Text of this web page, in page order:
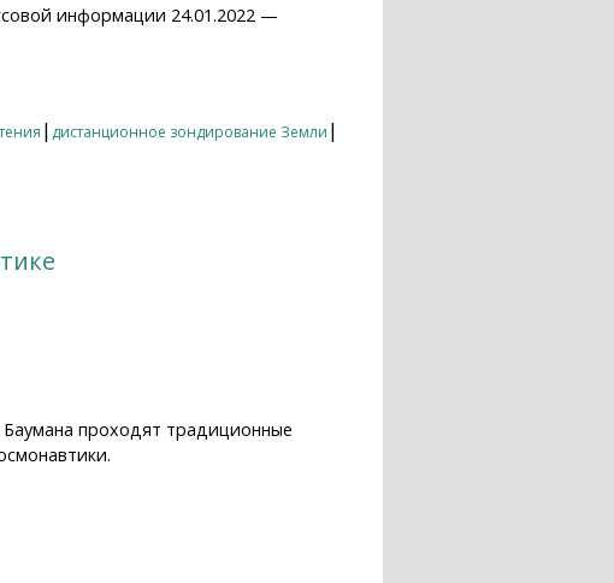
информации 24.01.2022 —
| дистанционное зондирование Земли |
Баумана проходят традиционные